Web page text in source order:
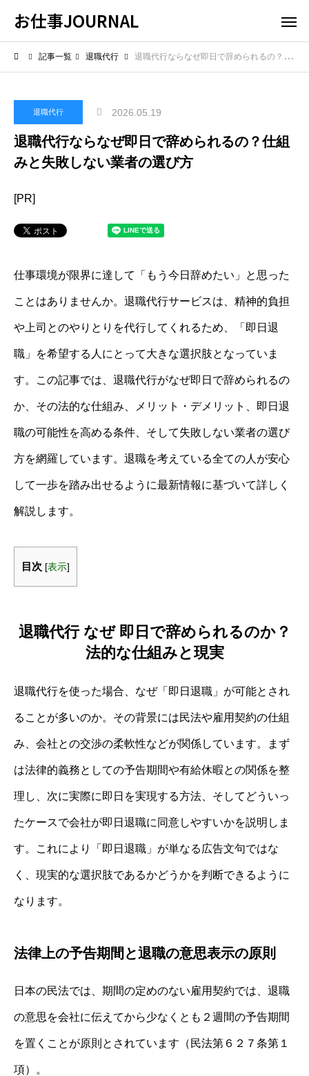
お仕事JOURNAL
記事一覧 退職代行 退職代行ならなぜ即日で辞められるの？仕組みと失敗しない業者の選び方
退職代行 2026.05.19
退職代行ならなぜ即日で辞められるの？仕組
みと失敗しない業者の選び方
[PR]
仕事環境が限界に達して「もう今日辞めたい」と思った
ことはありませんか。退職代行サービスは、精神的負担
や上司とのやりとりを代行してくれるため、「即日退
職」を希望する人にとって大きな選択肢となっていま
す。この記事では、退職代行がなぜ即日で辞められるの
か、その法的な仕組み、メリット・デメリット、即日退
職の可能性を高める条件、そして失敗しない業者の選び
方を網羅しています。退職を考えている全ての人が安心
して一歩を踏み出せるように最新情報に基づいて詳しく
解説します。
目次 [表示]
退職代行 なぜ 即日で辞められるのか？
法的な仕組みと現実
退職代行を使った場合、なぜ「即日退職」が可能とされ
ることが多いのか。その背景には民法や雇用契約の仕組
み、会社との交渉の柔軟性などが関係しています。まず
は法律的義務としての予告期間や有給休暇との関係を整
理し、次に実際に即日を実現する方法、そしてどういっ
たケースで会社が即日退職に同意しやすいかを説明しま
す。これにより「即日退職」が単なる広告文句ではな
く、現実的な選択肢であるかどうかを判断できるように
なります。
法律上の予告期間と退職の意思表示の原則
日本の民法では、期間の定めのない雇用契約では、退職
の意思を会社に伝えてから少なくとも２週間の予告期間
を置くことが原則とされています（民法第６２７条第１
項）。